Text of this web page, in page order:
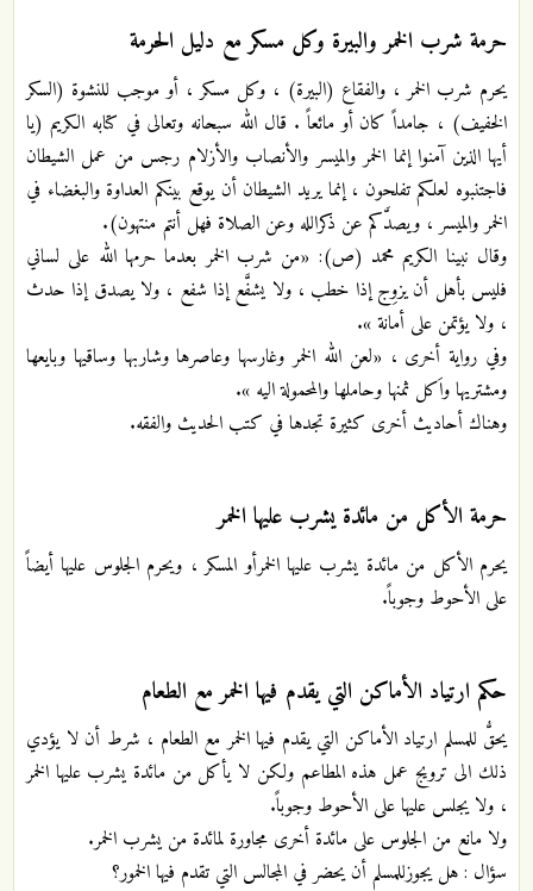
حرمة شرب الخمر والبيرة وكل مسكر مع دليل الحرمة
يحرم شرب الخمر ، والفقاع (البيرة) ، وكل مسكر ، أو موجب للنشوة (السكر
الخفيف) ، جامداً كان أو مائعاً . قال الله سبحانه وتعالى في كتابه الكريم (يا
أيها الذين آمنوا إنما الخمر والميسر والأنصاب والأزلام رجس من عمل الشيطان
فاجتنبوه لعلكم تفلحون ، إنما يريد الشيطان أن يوقع بينكم العداوة والبغضاء في
الخمر والميسر ، ويصدَّكم عن ذكرالله وعن الصلاة فهل أنتم منتهون).
وقال نبينا الكريم محمد (ص): «من شرب الخمر بعدما حرمها الله على لساني
فليس بأهل أن يزوِج إذا خطب ، ولا يشفَّع إذا شفع ، ولا يصدق إذا حدث
، ولا يؤتمن على أمانة ».
وفي رواية أخرى ، «لعن الله الخمر وغارسها وعاصرها وشاربها وساقيها وبايعها
ومشتريها واَكل ثمنها وحاملها والمحمولة اليه ».
وهناك أحاديث أخرى كثيرة تجدها في كتب الحديث والفقه.
حرمة الأكل من مائدة يشرب عليها الخمر
يحرم الأكل من مائدة يشرب عليها الخمرأو المسكر ، ويحرم الجلوس عليها أيضاً
على الأحوط وجوباً.
حكم ارتياد الأماكن التي يقدم فيها الخمر مع الطعام
يحقُّ للمسلم ارتياد الأماكن التي يقدم فيها الخمر مع الطعام ، شرط أن لا يؤدي
ذلك الى ترويج عمل هذه المطاعم ولكن لا يأكل من مائدة يشرب عليها الخمر
، ولا يجلس عليها على الأحوط وجوباً.
ولا مانع من الجلوس على مائدة أخرى مجاورة لمائدة من يشرب الخمر.
سؤال : هل يجوزللمسلم أن يحضر في المجالس التي تقدم فيها الخمور؟